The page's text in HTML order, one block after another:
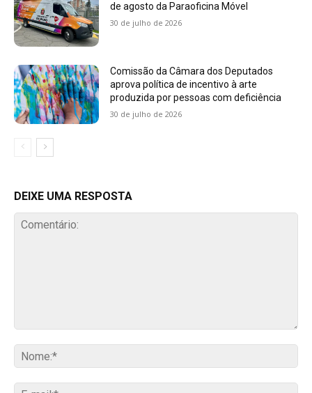
de agosto da Paraoficina Móvel
30 de julho de 2026
Comissão da Câmara dos Deputados
aprova política de incentivo à arte
produzida por pessoas com deficiência
30 de julho de 2026
DEIXE UMA RESPOSTA